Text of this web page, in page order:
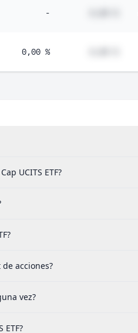
-
0,00 %
UCITS ETF?
acciones?
vez?
ETF?